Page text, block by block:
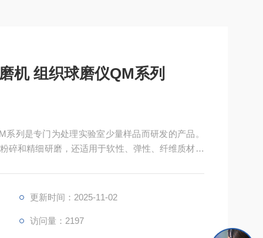
机 组织球磨仪QM系列
列是专门为处理实验室少量样品而研发的产品。
碎和精细研磨，还适用于软性、弹性、纤维质材料
更新时间：2025-11-02
访问量：2197